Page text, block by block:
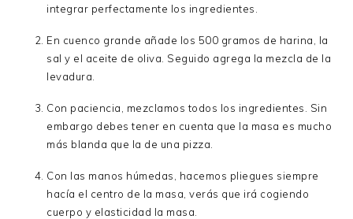
integrar perfectamente los ingredientes.
En cuenco grande añade los 500 gramos de harina, la
sal y el aceite de oliva. Seguido agrega la mezcla de la
levadura.
Con paciencia, mezclamos todos los ingredientes. Sin
embargo debes tener en cuenta que la masa es mucho
más blanda que la de una pizza.
Con las manos húmedas, hacemos pliegues siempre
hacía el centro de la masa, verás que irá cogiendo
cuerpo y elasticidad la masa.